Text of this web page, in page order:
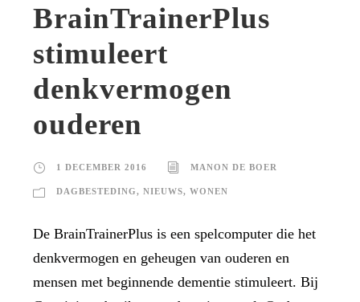
BrainTrainerPlus
stimuleert
denkvermogen
ouderen
1 DECEMBER 2016 MANON DE BOER
DAGBESTEDING, NIEUWS, WONEN
De BrainTrainerPlus is een spelcomputer die het
denkvermogen en geheugen van ouderen en
mensen met beginnende dementie stimuleert. Bij